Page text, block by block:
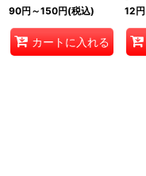
90円 ～150円(税込)
カートに入れる
12円